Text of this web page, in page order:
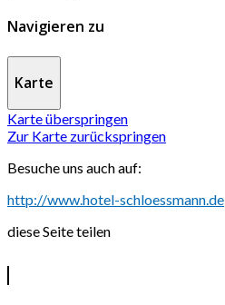
Navigieren zu
Karte
Karte überspringen
Zur Karte zurückspringen
Besuche uns auch auf:
http://www.hotel-schloessmann.de
diese Seite teilen